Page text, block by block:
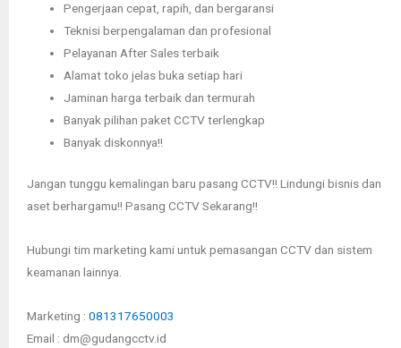
Pengerjaan cepat, rapih, dan bergaransi
Teknisi berpengalaman dan profesional
Pelayanan After Sales terbaik
Alamat toko jelas buka setiap hari
Jaminan harga terbaik dan termurah
Banyak pilihan paket CCTV terlengkap
Banyak diskonnya!!
Jangan tunggu kemalingan baru pasang CCTV!! Lindungi bisnis dan
aset berhargamu!! Pasang CCTV Sekarang!!
Hubungi tim marketing kami untuk pemasangan CCTV dan sistem
keamanan lainnya.
Marketing : 081317650003
Email : dm@gudangcctv.id